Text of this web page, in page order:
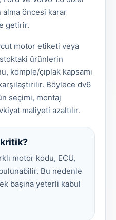
alma öncesi karar
getirir.
motor etiketi veya
ürünlerin
komple/çıplak kapsamı
Böylece dv6
seçimi, montaj
maliyeti azaltılır.
motor kodu, ECU,
Bu nedenle
başına yeterli kabul